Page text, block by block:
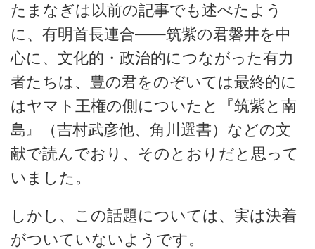
たまなぎは以前の記事でも述べたよう
に、有明首長連合――筑紫の君磐井を中
心に、文化的・政治的につながった有力
者たちは、豊の君をのぞいては最終的に
はヤマト王権の側についたと『筑紫と南
島』（吉村武彦他、角川選書）などの文
献で読んでおり、そのとおりだと思って
いました。
しかし、この話題については、実は決着
がついていないようです。